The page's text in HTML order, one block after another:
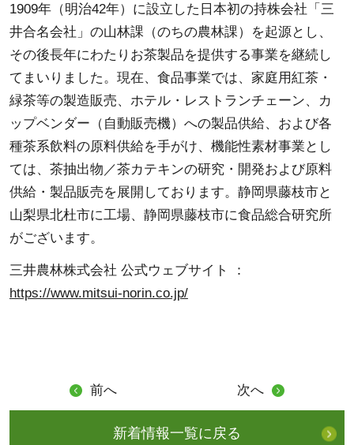
1909年（明治42年）に設立した日本初の持株会社「三
井合名会社」の山林課（のちの農林課）を起源とし、
その後長年にわたりお茶製品を提供する事業を継続し
てまいりました。現在、食品事業では、家庭用紅茶・
緑茶等の製造販売、ホテル・レストランチェーン、カ
ップベンダー（自動販売機）への製品供給、および各
種茶系飲料の原料供給を手がけ、機能性素材事業とし
ては、茶抽出物／茶カテキンの研究・開発および原料
供給・製品販売を展開しております。静岡県藤枝市と
山梨県北杜市に工場、静岡県藤枝市に食品総合研究所
がございます。
三井農林株式会社 公式ウェブサイト ：
https://www.mitsui-norin.co.jp/
前へ 次へ
新着情報一覧に戻る